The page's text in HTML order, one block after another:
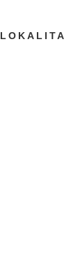
LOKALITA